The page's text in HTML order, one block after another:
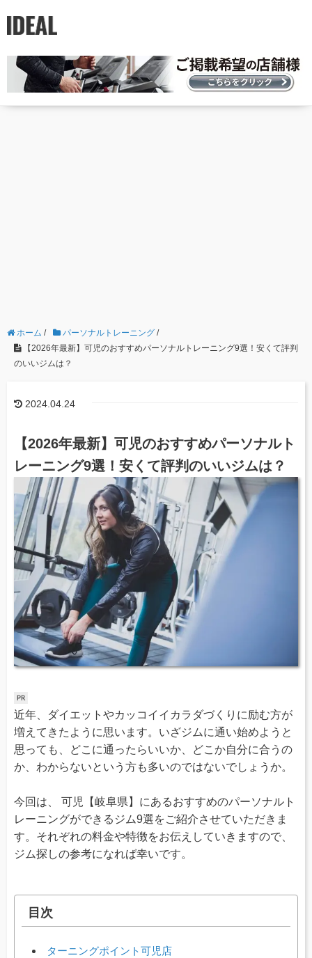
ホーム / パーソナルトレーニング /
【2026年最新】可児のおすすめパーソナルトレーニング9選！安くて評判
のいいジムは？
2024.04.24
【2026年最新】可児のおすすめパーソナルト
レーニング9選！安くて評判のいいジムは？
近年、ダイエットやカッコイイカラダづくりに励む方が
増えてきたように思います。いざジムに通い始めようと
思っても、どこに通ったらいいか、どこか自分に合うの
か、わからないという方も多いのではないでしょうか。
今回は、 可児【岐阜県】にあるおすすめのパーソナルト
レーニングができるジム9選をご紹介させていただきま
す。それぞれの料金や特徴をお伝えしていきますので、
ジム探しの参考になれば幸いです。
目次
ターニングポイント可児店